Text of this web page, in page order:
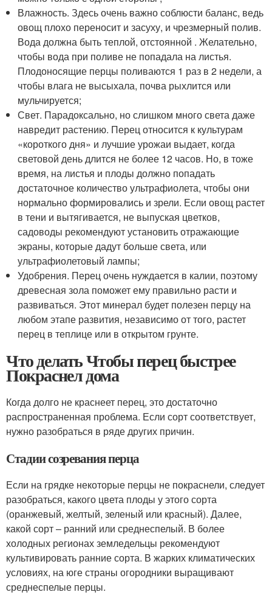
Влажность. Здесь очень важно соблюсти баланс, ведь
овощ плохо переносит и засуху, и чрезмерный полив.
Вода должна быть теплой, отстоянной . Желательно,
чтобы вода при поливе не попадала на листья.
Плодоносящие перцы поливаются 1 раз в 2 недели, а
чтобы влага не высыхала, почва рыхлится или
мульчируется;
Свет. Парадоксально, но слишком много света даже
навредит растению. Перец относится к культурам
«короткого дня» и лучшие урожаи выдает, когда
световой день длится не более 12 часов. Но, в тоже
время, на листья и плоды должно попадать
достаточное количество ультрафиолета, чтобы они
нормально формировались и зрели. Если овощ растет
в тени и вытягивается, не выпуская цветков,
садоводы рекомендуют установить отражающие
экраны, которые дадут больше света, или
ультрафиолетовый лампы;
Удобрения. Перец очень нуждается в калии, поэтому
древесная зола поможет ему правильно расти и
развиваться. Этот минерал будет полезен перцу на
любом этапе развития, независимо от того, растет
перец в теплице или в открытом грунте.
Что делать Чтобы перец быстрее
Покраснел дома
Когда долго не краснеет перец, это достаточно
распространенная проблема. Если сорт соответствует,
нужно разобраться в ряде других причин.
Стадии созревания перца
Если на грядке некоторые перцы не покраснели, следует
разобраться, какого цвета плоды у этого сорта
(оранжевый, желтый, зеленый или красный). Далее,
какой сорт – ранний или среднеспелый. В более
холодных регионах земледельцы рекомендуют
культивировать ранние сорта. В жарких климатических
условиях, на юге страны огородники выращивают
среднеспелые перцы.